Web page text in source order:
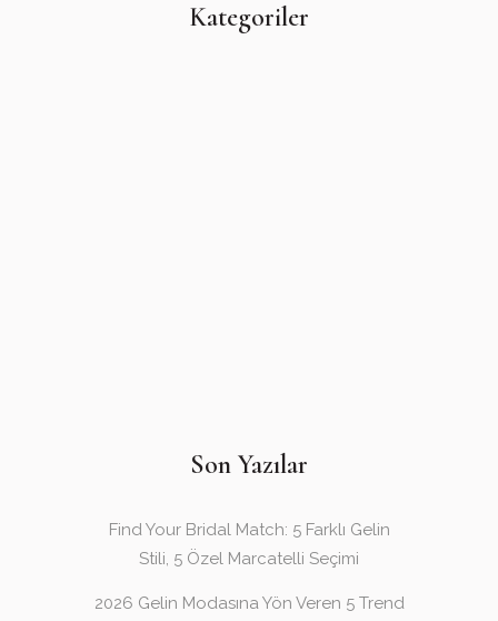
Kategoriler
Son Yazılar
Find Your Bridal Match: 5 Farklı Gelin
Stili, 5 Özel Marcatelli Seçimi
2026 Gelin Modasına Yön Veren 5 Trend